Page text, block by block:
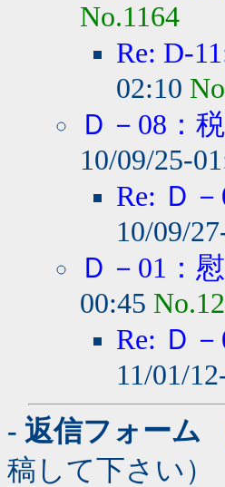
No.1164
Re: D-
02:10
Ｄ－08：
10/09/25-
Re: Ｄ
10/09/
Ｄ－01：
00:45
Re: Ｄ
11/01/
- 返信フォーム
稿して下さい）